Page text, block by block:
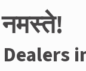
नमस्ते!